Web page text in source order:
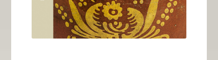
Les éditions Lieux Dits